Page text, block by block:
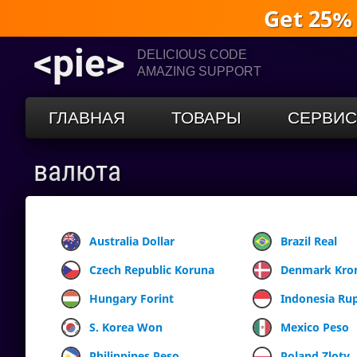
Get
<pie>
DELICIOUS CODE
AMAZING SUPPORT
ГЛАВНАЯ ТОВАРЫ
валюта
Australia Dollar Brazil Real
Czech Republic Koruna
Denmark
Hungary Forint
Indonesia
S. Korea Won
Mexico Peso